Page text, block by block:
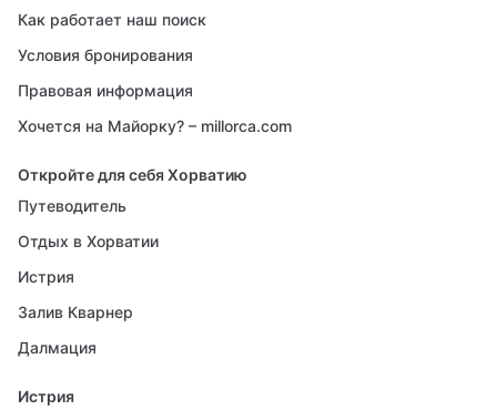
Как работает наш поиск
Условия бронирования
Правовая информация
Хочется на Майорку? – millorca.com
Откройте для себя Хорватию
Путеводитель
Отдых в Хорватии
Истрия
Залив Кварнер
Далмация
Истрия